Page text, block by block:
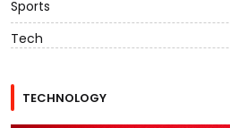
Sports
Tech
TECHNOLOGY